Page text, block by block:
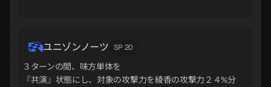
ユニゾンノーツ SP 20
３ターンの間、味方単体を
『共演』状態にし、対象の攻撃力を綾香の攻撃力２４%分